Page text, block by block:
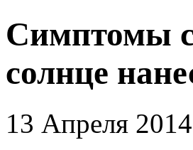
Симптомы
солнце
13 Апреля 2014